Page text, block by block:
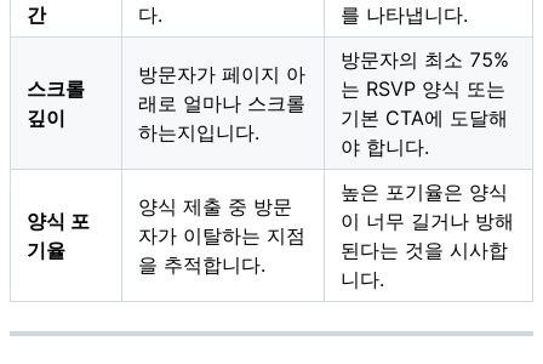
간
다.
를 나타냅니다.
스크롤
깊이
방문자가 페이지 아
래로 얼마나 스크롤
하는지입니다.
방문자의 최소 75%
는 RSVP 양식 또는
기본 CTA에 도달해
야 합니다.
양식 포
기율
양식 제출 중 방문
자가 이탈하는 지점
을 추적합니다.
높은 포기율은 양식
이 너무 길거나 방해
된다는 것을 시사합
니다.